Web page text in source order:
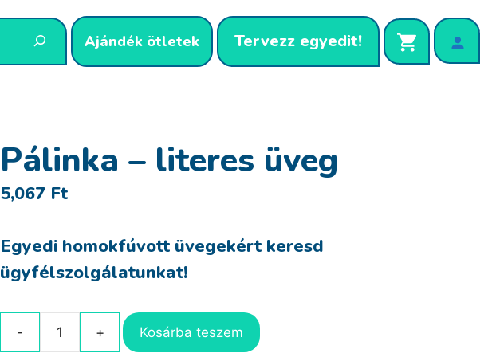
Ajándék ötletek Tervezz egyedit!
Pálinka – literes üveg
5,067 Ft
Egyedi homokfúvott üvegekért keresd
ügyfélszolgálatunkat!
Kosárba teszem